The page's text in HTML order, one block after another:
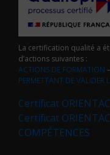
La certification qualité a
d’actions suivantes :
ACTIONS DE FORMATION –
PERMETTANT DE VALIDER
Certificat
Certificat
COMPÉTENCES